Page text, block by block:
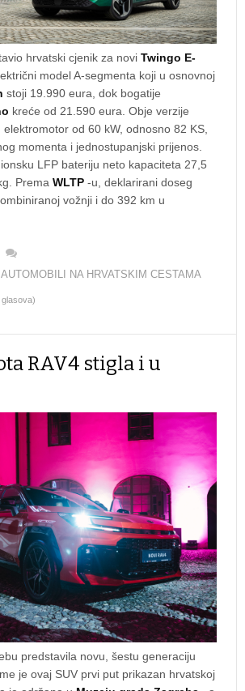
hrvatski cjenik za novi Twingo E-
model A-segmenta koji u osnovnoj
stoji 19.990 eura, dok bogatije
kreće od 21.590 eura. Obje verzije
od 60 kW, odnosno 82 KS,
momenta i jednostupanjski prijenos.
LFP bateriju neto kapaciteta 27,5
Prema WLTP -u, deklarirani doseg
vožnji i do 392 km u
AUTOMOBILI NA HRVATSKIM CESTAMA
glasova)
RAV4 stigla i u
predstavila novu, šestu generaciju
je ovaj SUV prvi put prikazan hrvatskoj